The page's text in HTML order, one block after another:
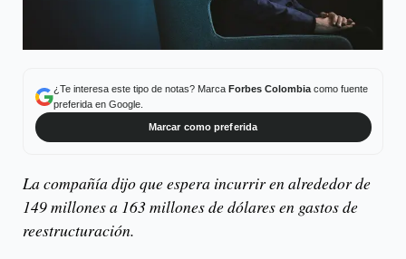
¿Te interesa este tipo de notas? Marca Forbes Colombiacomo fuente
preferida en Google.
Marcar como preferida
La compañía dijo que espera incurrir en alrededor de
149 millones a 163 millones de dólares en gastos de
reestructuración.